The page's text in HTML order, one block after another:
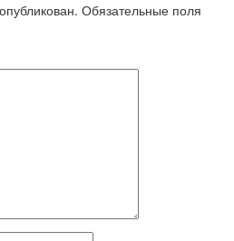
Обязательные поля